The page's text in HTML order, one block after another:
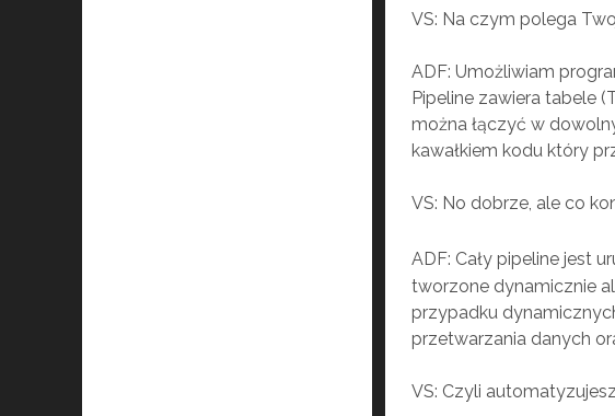
VS: Na czym polega
ADF: Umożliwiam
Pipeline zawiera tabele
można łączyć w
kawałkiem kodu który
VS: No dobrze, ale co
ADF: Cały pipeline jest
tworzone dynamicznie
przypadku
przetwarzania danych
VS: Czyli